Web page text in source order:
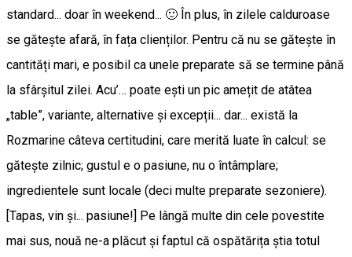
standard... doar în weekend... 🙂 În plus, în zilele calduroase
se gătește afară, în fața clienților. Pentru că nu se gătește în
cantități mari, e posibil ca unele preparate să se termine până
la sfârșitul zilei. Acu’… poate ești un pic amețit de atâtea
„table”, variante, alternative și excepții... dar... există la
Rozmarine câteva certitudini, care merită luate în calcul: se
gătește zilnic; gustul e o pasiune, nu o întâmplare;
ingredientele sunt locale (deci multe preparate sezoniere).
[Tapas, vin și... pasiune!] Pe lângă multe din cele povestite
mai sus, nouă ne-a plăcut și faptul că ospătărița știa totul